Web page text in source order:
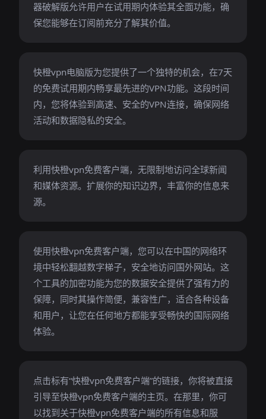
器破解版允许用户在试用期内体验其全面功能，确
保您能够在订阅前充分了解其价值。
快橙vpn电脑版为您提供了一个独特的机会，在7天
的免费试用期内畅享最先进的VPN功能。这段时间
内，您将体验到高速、安全的VPN连接，确保网络
活动和数据隐私的安全。
利用快橙vpn免费客户端，无限制地访问全球新闻
和媒体资源。扩展你的知识边界，丰富你的信息来
源。
使用快橙vpn免费客户端，您可以在中国的网络环
境中轻松翻越数字梯子，安全地访问国外网站。这
个工具的加密功能为您的数据安全提供了强有力的
保障，同时其操作简便，兼容性广，适合各种设备
和用户，让您在任何地方都能享受畅快的国际网络
体验。
点击标有“快橙vpn免费客户端”的链接，你将被直接
引导至快橙vpn免费客户端的主页。在那里，你可
以找到关于快橙vpn免费客户端的所有信息和服